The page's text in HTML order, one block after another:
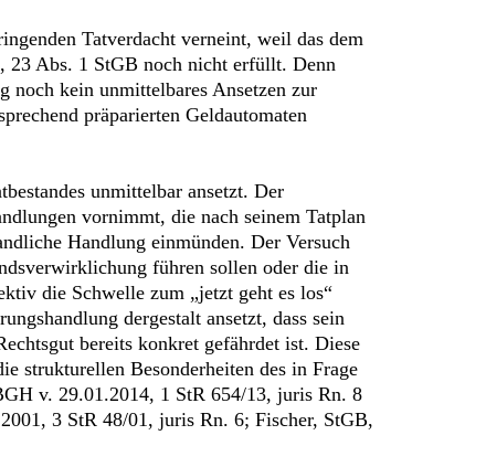
Tatverdacht verneint, weil das dem
23 Abs. 1 StGB noch nicht erfüllt. Denn
noch kein unmittelbares Ansetzen zur
präparierten Geldautomaten
unmittelbar ansetzt. Der
vornimmt, die nach seinem Tatplan
Handlung einmünden. Der Versuch
führen sollen oder die in
die Schwelle zum „jetzt geht es los“
dergestalt ansetzt, dass sein
bereits konkret gefährdet ist. Diese
strukturellen Besonderheiten des in Frage
v. 29.01.2014, 1 StR 654/13, juris Rn. 8
3 StR 48/01, juris Rn. 6; Fischer, StGB,